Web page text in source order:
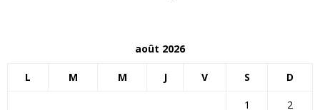
août 2026
L M M J V S D
1
2